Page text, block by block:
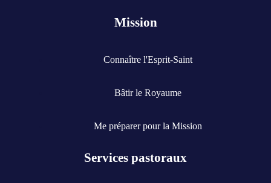
Mission
Connaître l'Esprit-Saint
Bâtir le Royaume
Me préparer pour la Mission
Services pastoraux